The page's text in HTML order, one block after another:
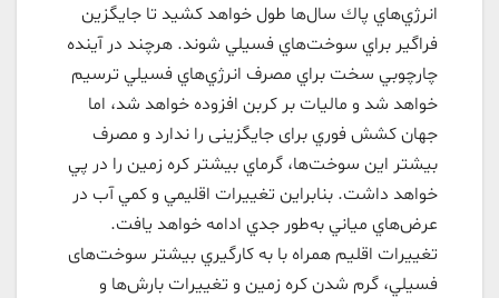
انرژي‌هاي پاك سال‌ها طول خواهد كشيد تا جايگزين
فراگير براي سوخت‌هاي فسيلي شوند. هرچند در آينده
چارچوبي سخت براي مصرف انرژي‌هاي فسيلي ترسيم
خواهد شد و ماليات بر كربن افزوده خواهد شد، اما
جهان كشش فوري برای جايگزينی را ندارد و مصرف
بيشتر اين سوخت‌ها، گرماي بيشتر كره زمين را در پي
خواهد داشت. بنابراين تغييرات اقلیمي و كمي آب در
عرض‌هاي مياني به‌طور جدي ادامه خواهد يافت.
تغييرات اقليم همراه با به كارگيري بيشتر سوخت‌های
فسيلي، گرم شدن كره زمين و تغييرات بارش‌ها و